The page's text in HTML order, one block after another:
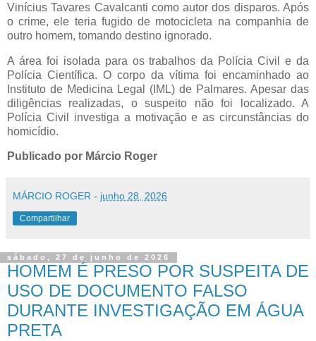
Vinícius Tavares Cavalcanti como autor dos disparos. Após
o crime, ele teria fugido de motocicleta na companhia de
outro homem, tomando destino ignorado.
A área foi isolada para os trabalhos da Polícia Civil e da
Polícia Científica. O corpo da vítima foi encaminhado ao
Instituto de Medicina Legal (IML) de Palmares. Apesar das
diligências realizadas, o suspeito não foi localizado. A
Polícia Civil investiga a motivação e as circunstâncias do
homicídio.
Publicado por Márcio Roger
MÁRCIO ROGER - junho 28, 2026
Compartilhar
sábado, 27 de junho de 2026
HOMEM É PRESO POR SUSPEITA DE
USO DE DOCUMENTO FALSO
DURANTE INVESTIGAÇÃO EM ÁGUA
PRETA